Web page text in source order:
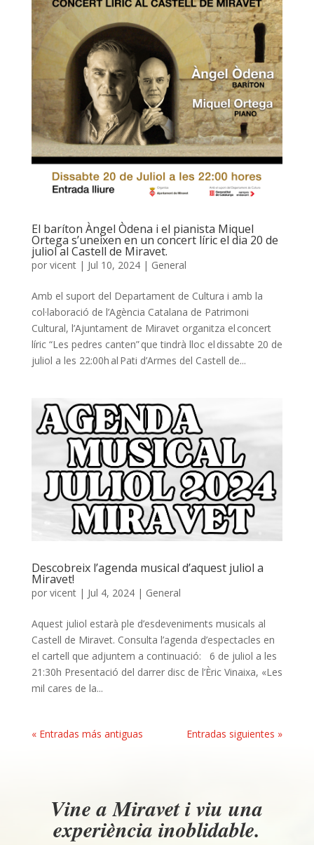
El baríton Àngel Òdena i el pianista Miquel
Ortega s’uneixen en un concert líric el dia 20 de
juliol al Castell de Miravet.
por vicent| Jul 10, 2024| General
Amb el suport del Departament de Cultura i amb la
col·laboració de l’Agència Catalana de Patrimoni
Cultural, l’Ajuntament de Miravet organitza el concert
líric “Les pedres canten” que tindrà lloc el dissabte 20 de
juliol a les 22:00h al Pati d’Armes del Castell de...
Descobreix l’agenda musical d’aquest juliol a
Miravet!
por vicent| Jul 4, 2024| General
Aquest juliol estarà ple d’esdeveniments musicals al
Castell de Miravet. Consulta l’agenda d’espectacles en
el cartell que adjuntem a continuació: 6 de juliol a les
21:30h Presentació del darrer disc de l’Èric Vinaixa, «Les
mil cares de la...
« Entradas más antiguas Entradas siguientes »
Vine a Miravet i viu una
experiència inoblidable.